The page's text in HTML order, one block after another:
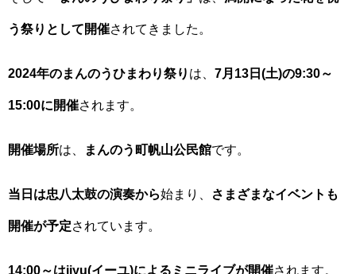
う祭りとして開催されてきました。
2024年のまんのうひまわり祭り は、 7月13日(土)の9:30～
15:00に開催されます。
開催場所は、 まんのう町帆山公民館です。
当日は忠八太鼓の演奏から始まり、 さまざまなイベントも
開催が予定されています。
14:00～はiiyu(イーユ)によるミニライブが開催されます。